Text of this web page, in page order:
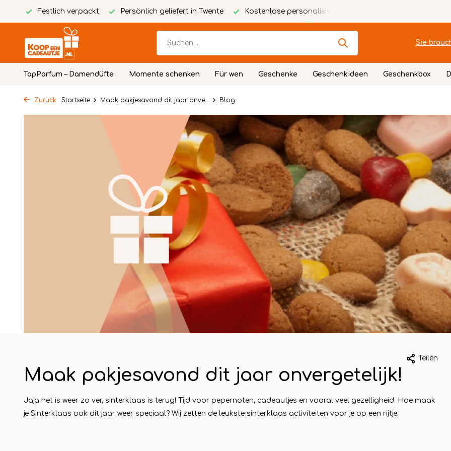
Persönlich geliefert in Twente Kostenlose personalisierte Karte Festlich verpackt
Sie
TapParfum – Damendüfte Momente schenken Für wen Geschenke Geschenkideen Geschenkbox
Zurück Startseite Maak pakjesavond dit jaar onve... Blog
Teilen
Maak pakjesavond dit jaar onvergetelijk!
Jaja het is weer zo ver, sinterklaas is terug! Tijd voor pepernoten, cadeautjes en vooral veel gezelligheid. Hoe maak
je Sinterklaas ook dit jaar weer speciaal? Wij zetten de leukste sinterklaas activiteiten voor je op een rijtje.
aan in
Cadeautjes voor de
camping - Vakantie
vieren in stijl
Maak van
winkelbezoek aan
Koopeencadeautje
Ommer
Voor elk wat